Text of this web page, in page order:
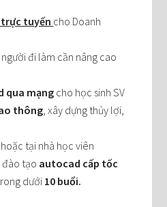
trực tuyến cho Doanh
đi làm cần nâng cao
qua mạng cho học sinh SV
thông , xây dựng thủy lợi,
tại nhà học viên
, đào tạo autocad cấp tốc
dưới10 buổi.